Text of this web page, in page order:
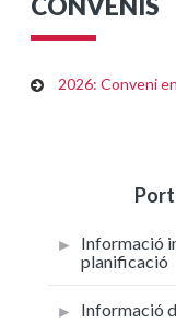
2026: Conveni
Informació
planificació
Informació